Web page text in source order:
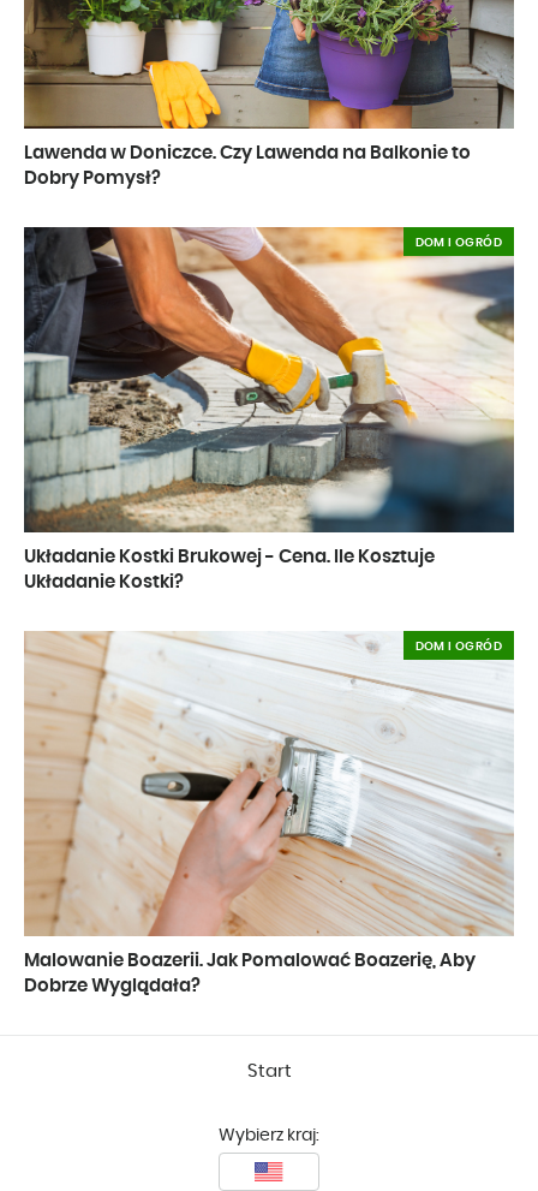
Lawenda w Doniczce. Czy Lawenda na Balkonie to
Dobry Pomysł?
Układanie Kostki Brukowej - Cena. Ile Kosztuje
Układanie Kostki?
DOM I OGRÓD
Malowanie Boazerii. Jak Pomalować Boazerię, Aby
Dobrze Wyglądała?
DOM I OGRÓD
Start
Wybierz kraj: